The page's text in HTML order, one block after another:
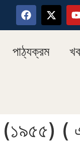
পাঠ্যক্রম
(১৯৫৫)